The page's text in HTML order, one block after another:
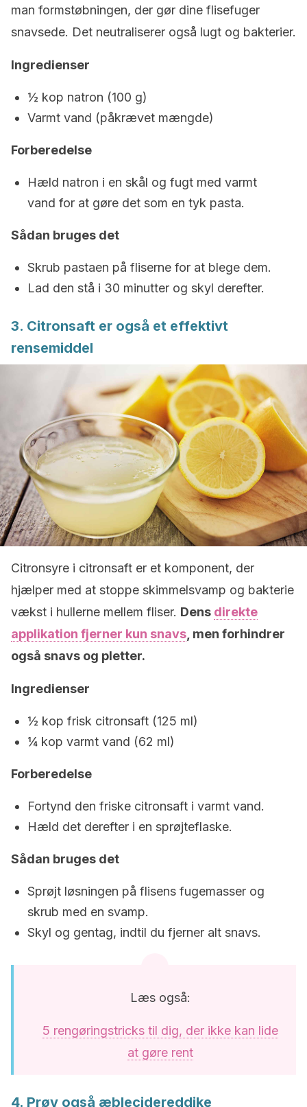
man formstøbningen, der gør dine flisefuger
snavsede. Det neutraliserer også lugt og bakterier.
Ingredienser
½ kop natron (100 g)
Varmt vand (påkrævet mængde)
Forberedelse
Hæld natron i en skål og fugt med varmt
vand for at gøre det som en tyk pasta.
Sådan bruges det
Skrub pastaen på fliserne for at blege dem.
Lad den stå i 30 minutter og skyl derefter.
3. Citronsaft er også et effektivt
rensemiddel
Citronsyre i citronsaft er et komponent, der
hjælper med at stoppe skimmelsvamp og bakterie
vækst i hullerne mellem fliser. Dens direkte
applikation fjerner kun snavs , men forhindrer
også snavs og pletter.
Ingredienser
½ kop frisk citronsaft (125 ml)
¼ kop varmt vand (62 ml)
Forberedelse
Fortynd den friske citronsaft i varmt vand.
Hæld det derefter i en sprøjteflaske.
Sådan bruges det
Sprøjt løsningen på flisens fugemasser og
skrub med en svamp.
Skyl og gentag, indtil du fjerner alt snavs.
Læs også:
5 rengøringstricks til dig, der ikke kan lide
at gøre rent
4. Prøv også æblecidereddike